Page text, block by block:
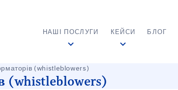
НАШІ ПОСЛУГИ КЕЙСИ БЛОГ
(whistleblowers)
(whistleblowers)